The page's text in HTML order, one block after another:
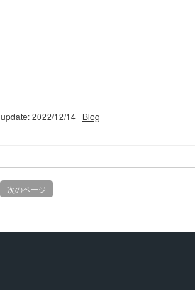
update: 2022/12/14| Blog
次のページ